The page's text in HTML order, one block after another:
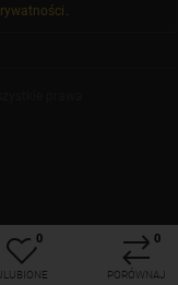
0 0
PORÓWNAJ